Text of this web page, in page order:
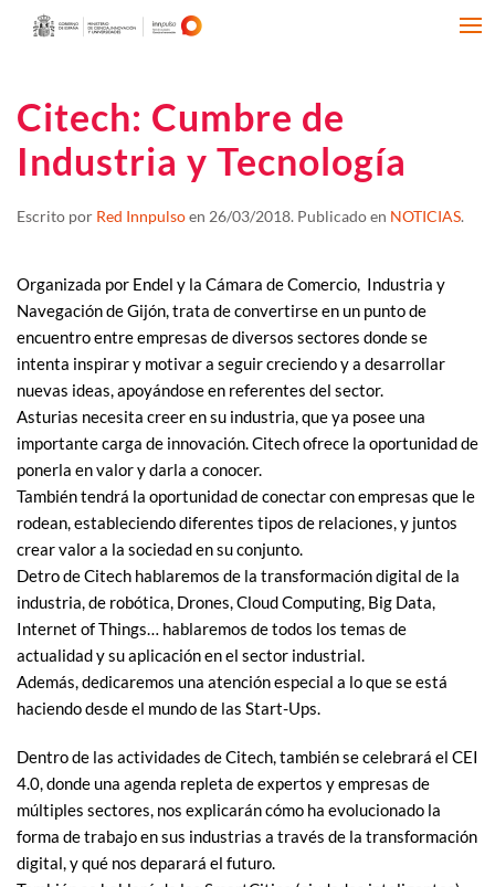
Citech: Cumbre de
Industria y Tecnología
Escrito por Red Innpulsoen 26/03/2018. Publicado en NOTICIAS.
Organizada por Endel y la Cámara de Comercio, Industria y
Navegación de Gijón, trata de convertirse en un punto de
encuentro entre empresas de diversos sectores donde se
intenta inspirar y motivar a seguir creciendo y a desarrollar
nuevas ideas, apoyándose en referentes del sector.
Asturias necesita creer en su industria, que ya posee una
importante carga de innovación. Citech ofrece la oportunidad de
ponerla en valor y darla a conocer.
También tendrá la oportunidad de conectar con empresas que le
rodean, estableciendo diferentes tipos de relaciones, y juntos
crear valor a la sociedad en su conjunto.
Detro de Citech hablaremos de la transformación digital de la
industria, de robótica, Drones, Cloud Computing, Big Data,
Internet of Things… hablaremos de todos los temas de
actualidad y su aplicación en el sector industrial.
Además, dedicaremos una atención especial a lo que se está
haciendo desde el mundo de las Start-Ups.
Dentro de las actividades de Citech, también se celebrará el CEI
4.0, donde una agenda repleta de expertos y empresas de
múltiples sectores, nos explicarán cómo ha evolucionado la
forma de trabajo en sus industrias a través de la transformación
digital, y qué nos deparará el futuro.